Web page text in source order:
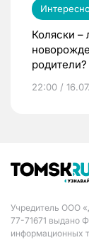
Коляски –
родители?
22:00 /
Учредитель ООО
77-71671 выдано
информационных